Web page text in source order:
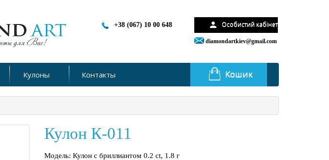
+38 (067) 10 00 648
diamondartkiev@gmail.com
Особистий кабінет
Кошик
Кулоны Контакты
Кулон К-011
Модель: Кулон с бриллиантом 0.2 ct, 1.8 г